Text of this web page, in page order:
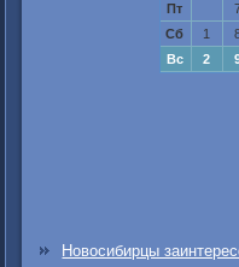
Пт
Сб
1
Вс
2
Новосибирцы